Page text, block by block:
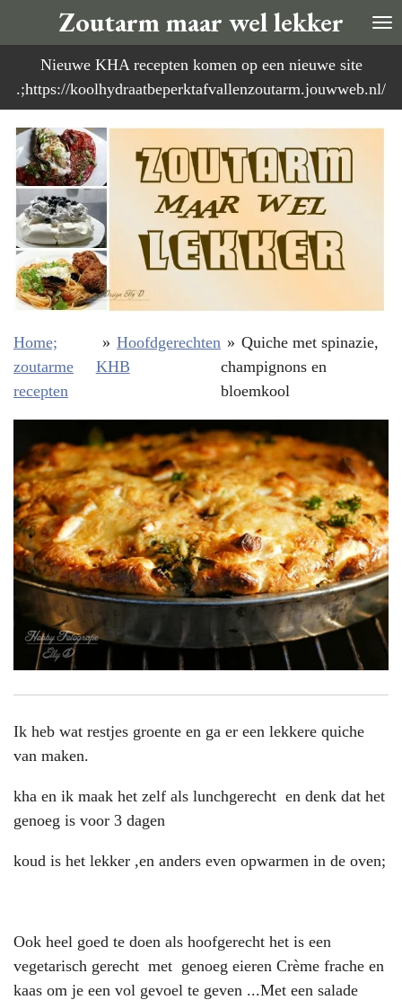
direct
naar
de
Zoutarm maar wel lekker
Nieuwe KHA recepten komen op een nieuwe site
.;https://koolhydraatbeperktafvallenzoutarm.jouwweb.nl/
Home;
zoutarme
recepten
» Hoofdgerechten
KHB
» Quiche met spinazie,
champignons en
bloemkool
Ik heb wat restjes groente en ga er een lekkere quiche
van maken.
kha en ik maak het zelf als lunchgerecht en denk dat het
genoeg is voor 3 dagen
koud is het lekker ,en anders even opwarmen in de oven;
Ook heel goed te doen als hoofgerecht het is een
vegetarisch gerecht met genoeg eieren Crème frache en
kaas om je een vol gevoel te geven ...Met een salade